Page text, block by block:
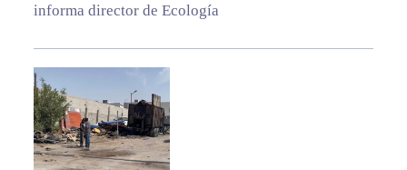
informa director de Ecología